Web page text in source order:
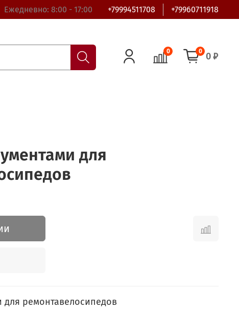
Ежедневно: 8:00 - 17:00 +79994511708 +79960711918
0 0 0 ₽
для
для ремонтавелосипедов